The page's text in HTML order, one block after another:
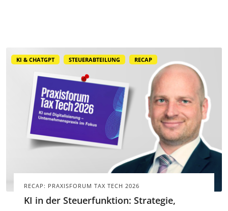
KI & CHATGPT STEUERABTEILUNG RECAP
RECAP: PRAXISFORUM TAX TECH 2026
KI in der Steuerfunktion: Strategie,